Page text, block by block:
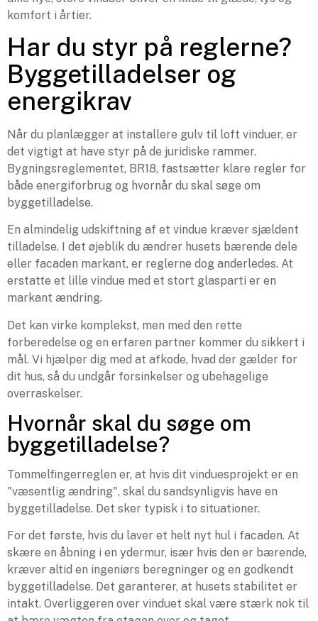
komfort i årtier.
Har du styr på reglerne?
Byggetilladelser og
energikrav
Når du planlægger at installere gulv til loft vinduer, er
det vigtigt at have styr på de juridiske rammer.
Bygningsreglementet, BR18, fastsætter klare regler for
både energiforbrug og hvornår du skal søge om
byggetilladelse.
En almindelig udskiftning af et vindue kræver sjældent
tilladelse. I det øjeblik du ændrer husets bærende dele
eller facaden markant, er reglerne dog anderledes. At
erstatte et lille vindue med et stort glasparti er en
markant ændring.
Det kan virke komplekst, men med den rette
forberedelse og en erfaren partner kommer du sikkert i
mål. Vi hjælper dig med at afkode, hvad der gælder for
dit hus, så du undgår forsinkelser og ubehagelige
overraskelser.
Hvornår skal du søge om
byggetilladelse?
Tommelfingerreglen er, at hvis dit vinduesprojekt er en
"væsentlig ændring", skal du sandsynligvis have en
byggetilladelse. Det sker typisk i to situationer.
For det første, hvis du laver et helt nyt hul i facaden. At
skære en åbning i en ydermur, især hvis den er bærende,
kræver altid en ingeniørs beregninger og en godkendt
byggetilladelse. Det garanterer, at husets stabilitet er
intakt. Overliggeren over vinduet skal være stærk nok til